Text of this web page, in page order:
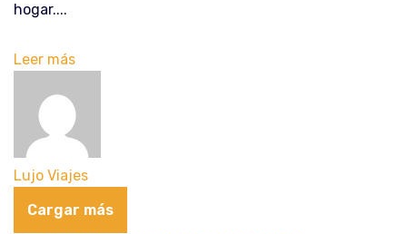
hogar....
Leer más
Lujo Viajes
Cargar más